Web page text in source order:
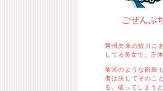
ごぜんぶ
磐州勿来の鮫川に
してる美女で、正
竜宮のような御殿
者は決してそのこ
る。破ってしまう